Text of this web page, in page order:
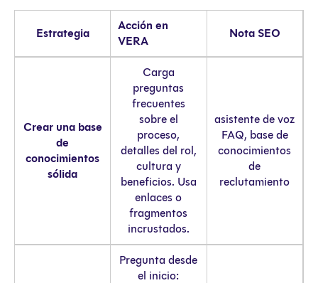
Estrategia
Acción en
VERA
Nota SEO
Crear una base
de
conocimientos
sólida
Carga
preguntas
frecuentes
sobre el
proceso,
detalles del rol,
cultura y
beneficios. Usa
enlaces o
fragmentos
incrustados.
asistente de voz
FAQ, base de
conocimientos
de
reclutamiento
Pregunta desde
el inicio: